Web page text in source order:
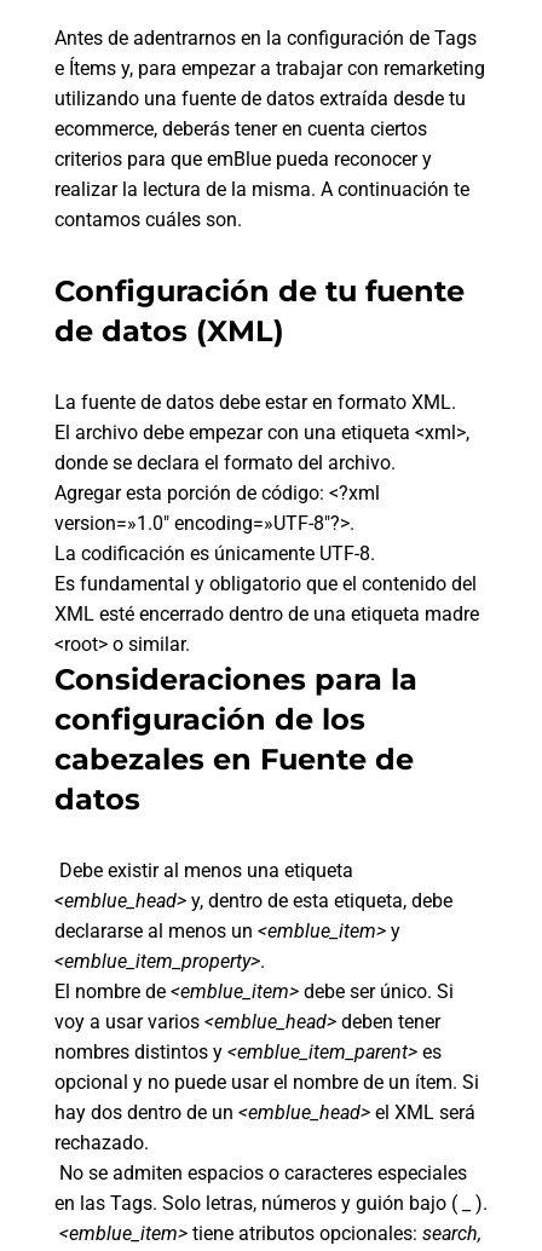
Antes de adentrarnos en la configuración de Tags
e Ítems y, para empezar a trabajar con remarketing
utilizando una fuente de datos extraída desde tu
ecommerce, deberás tener en cuenta ciertos
criterios para que emBlue pueda reconocer y
realizar la lectura de la misma. A continuación te
contamos cuáles son.
Configuración de tu fuente
de datos (XML)
La fuente de datos debe estar en formato XML.
El archivo debe empezar con una etiqueta <xml>,
donde se declara el formato del archivo.
Agregar esta porción de código: <?xml
version=»1.0″ encoding=»UTF-8″?>.
La codificación es únicamente UTF-8.
Es fundamental y obligatorio que el contenido del
XML esté encerrado dentro de una etiqueta madre
<root> o similar.
Consideraciones para la
configuración de los
cabezales en Fuente de
datos
Debe existir al menos una etiqueta
<emblue_head> y, dentro de esta etiqueta, debe
declararse al menos un <emblue_item> y
<emblue_item_property>.
El nombre de <emblue_item> debe ser único. Si
voy a usar varios <emblue_head> deben tener
nombres distintos y <emblue_item_parent> es
opcional y no puede usar el nombre de un ítem. Si
hay dos dentro de un <emblue_head> el XML será
rechazado.
No se admiten espacios o caracteres especiales
en las Tags. Solo letras, números y guión bajo ( _ ).
<emblue_item> tiene atributos opcionales: search,